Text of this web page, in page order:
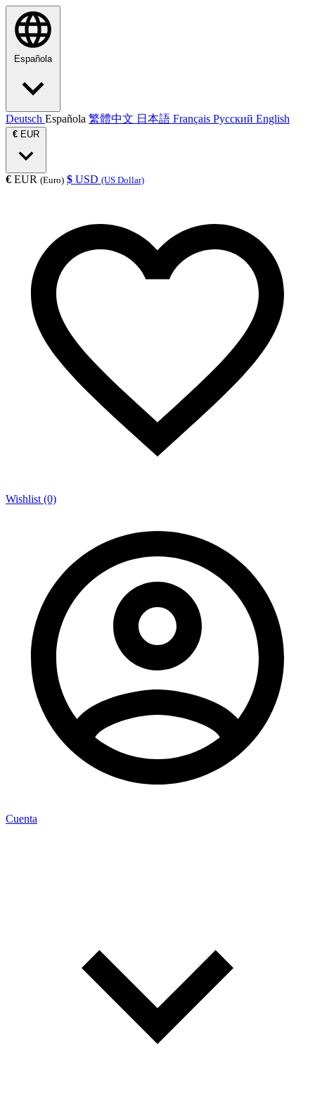
Española
Deutsch Española 繁體中文 日本語 Français Русский English
€ EUR
€ EUR (Euro) $ USD (US Dollar)
Wishlist (0)
Cuenta